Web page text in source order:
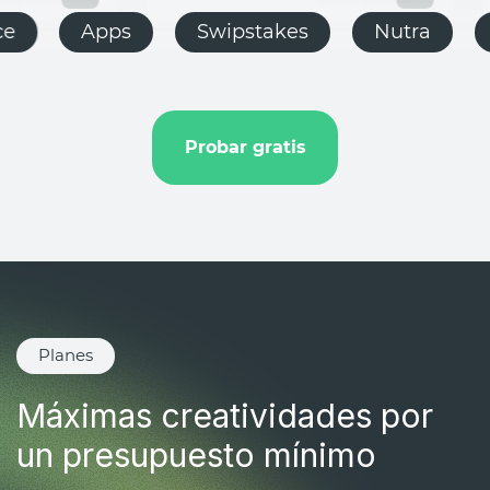
Push.house KZ PC
Apps
E-commerce
Probar gratis
Planes
Máximas creatividades por
un presupuesto mínimo